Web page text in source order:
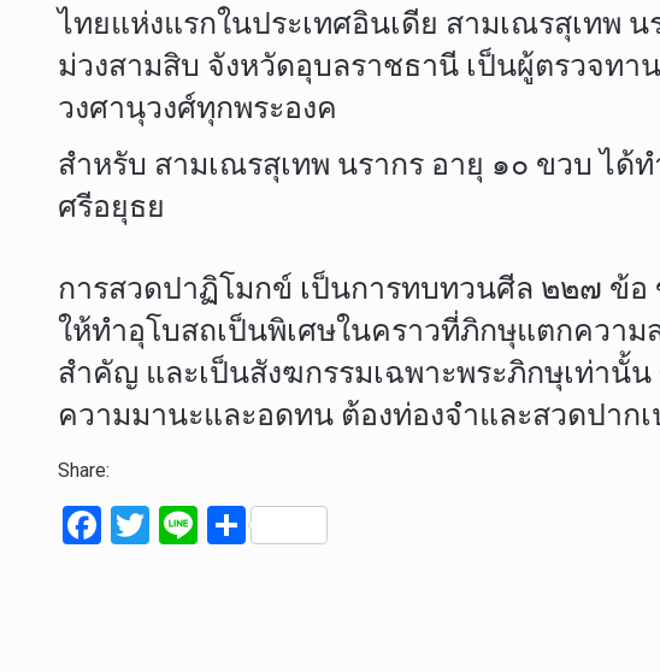
ไทยแห่งแรกในประเทศอินเดีย สามเณรสุเทพ
ม่วงสามสิบ จังหวัดอุบลราชธานี เป็นผู้ตรวจทา
วงศานุวงศ์ทุกพระองค
สำหรับ สามเณรสุเทพ นรากร อายุ ๑๐ ขวบ ไ
ศรีอยุธย
การสวดปาฏิโมกข์ เป็นการทบทวนศีล ๒๒๗ ข้
ให้ทำอุโบสถเป็นพิเศษในคราวที่ภิกษุแตกควา
สำคัญ และเป็นสังฆกรรมเฉพาะพระภิกษุเท่านั้
ความมานะและอดทน ต้องท่องจำและสวดปาก
Share:
F
T
Li S